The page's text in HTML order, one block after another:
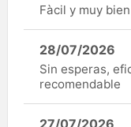
Fàcil y muy
28/07/2026
Sin esperas,
recomendable